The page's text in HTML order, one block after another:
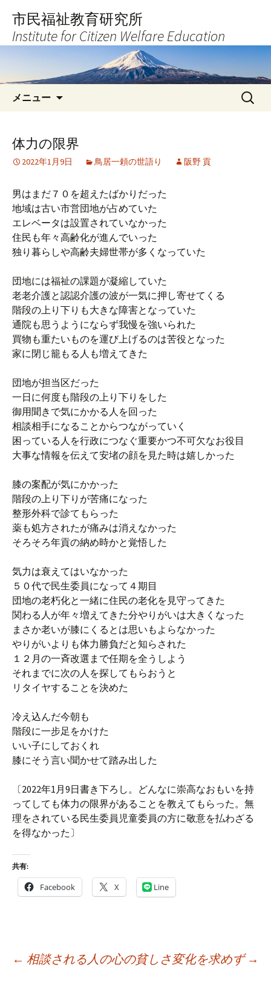
へ
キ
市民福祉教育研究所
Institute for Citizen Welfare Education
メニュー
検
索:
体力の限界
2022年1月9日 鳥居一頼の世語り 阪野 貢
男はまだ７０を超えたばかりだった
地域は古い市営団地が占めていた
エレベータは設置されていなかった
住民も年々高齢化が進んでいった
独り暮らしや高齢夫婦世帯が多くなっていた
団地には福祉の課題が凝縮していた
老老介護と認認介護の波が一気に押し寄せてくる
階段の上り下りも大きな障害となっていた
通院も思うようにならず我慢を強いられた
買物も重たいものを運び上げるのは苦役となった
家に閉じ籠もる人も増えてきた
団地が担当区だった
一日に何度も階段の上り下りをした
御用聞きで気にかかる人を回った
相談相手になることからつながっていく
困っている人を行政につなぐ重要かつ不可欠なお役目
大事な情報を伝えて安堵の顔を見た時は嬉しかった
膝の案配が気にかかった
階段の上り下りが苦痛になった
整形外科で診てもらった
薬も処方されたが痛みは消えなかった
そろそろ年貢の納め時かと覚悟した
気力は衰えてはいなかった
５０代で民生委員になって４期目
団地の老朽化と一緒に住民の老化を見守ってきた
関わる人が年々増えてきた分やりがいは大きくなった
まさか老いが膝にくるとは思いもよらなかった
やりがいよりも体力勝負だと知らされた
１２月の一斉改選まで任期を全うしよう
それまでに次の人を探してもらおうと
リタイヤすることを決めた
冷え込んだ今朝も
階段に一步足をかけた
いい子にしておくれ
膝にそう言い聞かせて踏み出した
〔2022年1月9日書き下ろし。どんなに崇高なおもいを持
ってしても体力の限界があることを教えてもらった。無
理をされている民生委員児童委員の方に敬意を払わざる
を得なかった〕
共有:
Facebook X Line
← 相談される人の心の貧しさ変化を求めず →